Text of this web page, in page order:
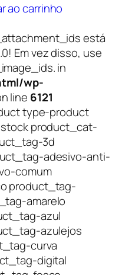
ao carrinho
está
Em vez disso, use
in
wp-
line 6121
type-product
product_cat-
3d
adesivo-anti-
comum
product_tag-
amarelo
azul
azulejos
curva
digital